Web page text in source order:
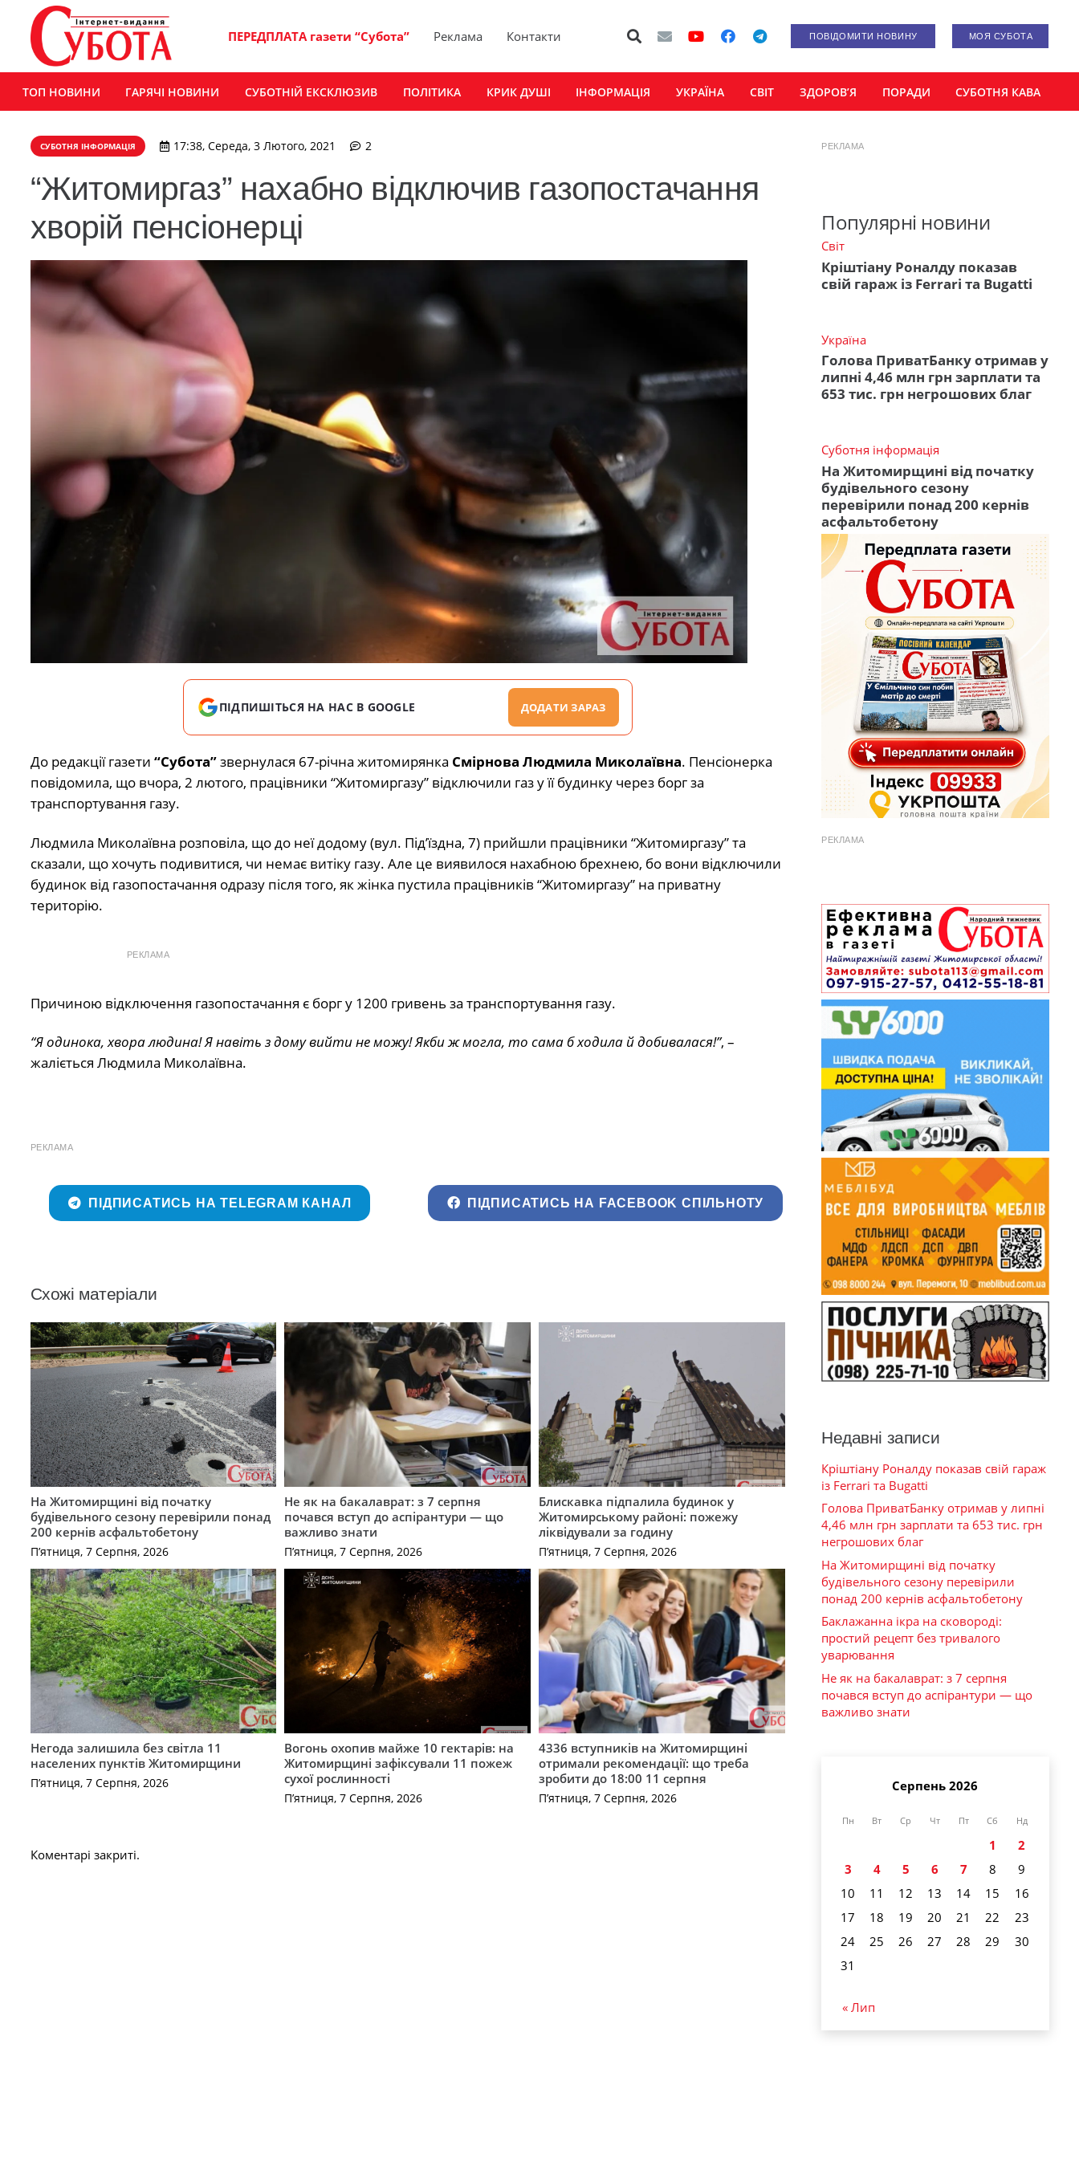
ПЕРЕДПЛАТА газети “Субота” Реклама Контакти ПОВІДОМИТИ НОВИНУ МОЯ СУБОТА
ТОП НОВИНИ ГАРЯЧІ НОВИНИ СУБОТНІЙ ЕКСКЛЮЗИВ ПОЛІТИКА КРИК ДУШІ ІНФОРМАЦІЯ УКРАЇНА СВІТ ЗДОРОВ’Я ПОРАДИ СУБОТНЯ КАВА
СУБОТНЯ ІНФОРМАЦІЯ 17:38, Середа, 3 Лютого, 2021 2
“Житомиргаз” нахабно відключив газопостачання
хворій пенсіонерці
ПІДПИШІТЬСЯ НА НАС В GOOGLE ДОДАТИ ЗАРАЗ
До редакції газети “Субота”звернулася 67-річна житомирянка Смірнова Людмила Миколаївна. Пенсіонерка
повідомила, що вчора, 2 лютого, працівники “Житомиргазу” відключили газ у її будинку через борг за
транспортування газу.
Людмила Миколаївна розповіла, що до неї додому (вул. Під’їздна, 7) прийшли працівники “Житомиргазу” та
сказали, що хочуть подивитися, чи немає витіку газу. Але це виявилося нахабною брехнею, бо вони відключили
будинок від газопостачання одразу після того, як жінка пустила працівників “Житомиргазу” на приватну
територію.
РЕКЛАМА
Причиною відключення газопостачання є борг у 1200 гривень за транспортування газу.
“Я одинока, хвора людина! Я навіть з дому вийти не можу! Якби ж могла, то сама б ходила й добивалася!”, –
жаліється Людмила Миколаївна.
РЕКЛАМА
ПІДПИСАТИСЬ НА TELEGRAM КАНАЛ ПІДПИСАТИСЬ НА FACEBOOK СПІЛЬНОТУ
Схожі матеріали
На Житомирщині від початку
будівельного сезону перевірили понад
200 кернів асфальтобетону
П’ятниця, 7 Серпня, 2026
Не як на бакалаврат: з 7 серпня
почався вступ до аспірантури — що
важливо знати
П’ятниця, 7 Серпня, 2026
Блискавка підпалила будинок у
Житомирському районі: пожежу
ліквідували за годину
П’ятниця, 7 Серпня, 2026
Негода залишила без світла 11
населених пунктів Житомирщини
П’ятниця, 7 Серпня, 2026
Вогонь охопив майже 10 гектарів: на
Житомирщині зафіксували 11 пожеж
сухої рослинності
П’ятниця, 7 Серпня, 2026
4336 вступників на Житомирщині
отримали рекомендації: що треба
зробити до 18:00 11 серпня
П’ятниця, 7 Серпня, 2026
Коментарі закриті.
РЕКЛАМА
Популярні новини
Світ
Кріштіану Роналду показав
свій гараж із Ferrari та Bugatti
Україна
Голова ПриватБанку отримав у
липні 4,46 млн грн зарплати та
653 тис. грн негрошових благ
Суботня інформація
На Житомирщині від початку
будівельного сезону
перевірили понад 200 кернів
асфальтобетону
РЕКЛАМА
Недавні записи
Кріштіану Роналду показав свій гараж
із Ferrari та Bugatti
Голова ПриватБанку отримав у липні
4,46 млн грн зарплати та 653 тис. грн
негрошових благ
На Житомирщині від початку
будівельного сезону перевірили
понад 200 кернів асфальтобетону
Баклажанна ікра на сковороді:
простий рецепт без тривалого
уварювання
Не як на бакалаврат: з 7 серпня
почався вступ до аспірантури — що
важливо знати
Серпень 2026
Пн Вт Ср Чт Пт Сб Нд
1
2
3
4 5 6 7 8
9
10
11 12 13 14 15
16
17
18 19 20 21 22
23
24
25 26 27 28 29
30
31
« Лип